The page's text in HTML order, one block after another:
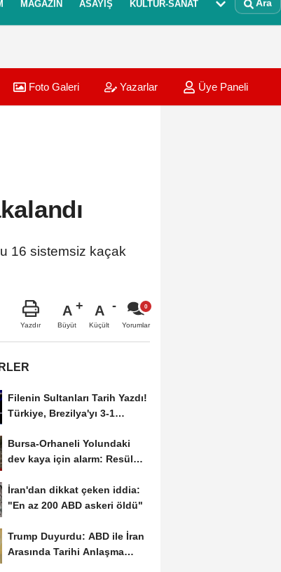
MAGAZIN ASAYIŞ KÜLTÜR-SANAT Ara
Foto Galeri Yazarlar Üye Paneli
16 sistemsiz kaçak
Yazdır
A
Büyüt
A
Küçült Yorumlar
Filenin Sultanları Tarih Yazdı!
Türkiye, Brezilya'yı 3-1
Bursa-Orhaneli Yolundaki
dev kaya için alarm: Resül
İran'dan dikkat çeken iddia:
"En az 200 ABD askeri öldü"
Trump Duyurdu: ABD ile İran
Arasında Tarihi Anlaşma